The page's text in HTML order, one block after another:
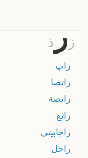
ذ ر ز
راپ
راتصا
راتصة
راثع
راجابيتي
راجل